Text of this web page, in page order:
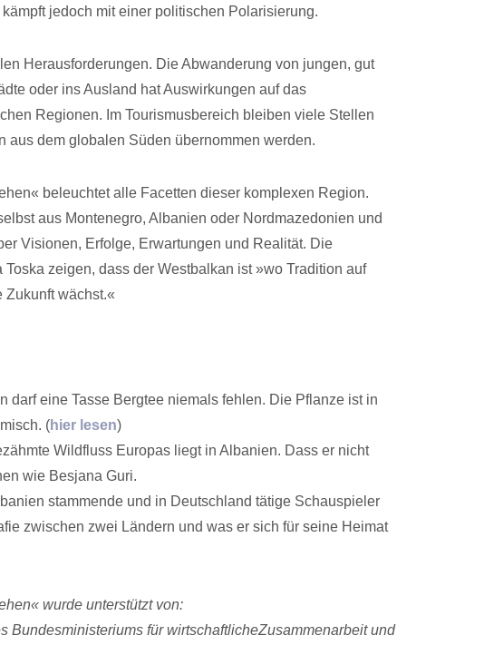
jedoch mit einer politischen Polarisierung.
Herausforderungen. Die Abwanderung von jungen, gut
oder ins Ausland hat Auswirkungen auf das
Regionen. Im Tourismusbereich bleiben viele Stellen
aus dem globalen Süden übernommen werden.
beleuchtet alle Facetten dieser komplexen Region.
aus Montenegro, Albanien oder Nordmazedonien und
Visionen, Erfolge, Erwartungen und Realität. Die
zeigen, dass der Westbalkan ist »wo Tradition auf
Zukunft wächst.«
darf eine Tasse Bergtee niemals fehlen. Die Pflanze ist in
(hier lesen)
Wildfluss Europas liegt in Albanien. Dass er nicht
wie Besjana Guri.
stammende und in Deutschland tätige Schauspieler
zwischen zwei Ländern und was er sich für seine Heimat
wurde unterstützt von:
Bundesministeriums für wirtschaftlicheZusammenarbeit und